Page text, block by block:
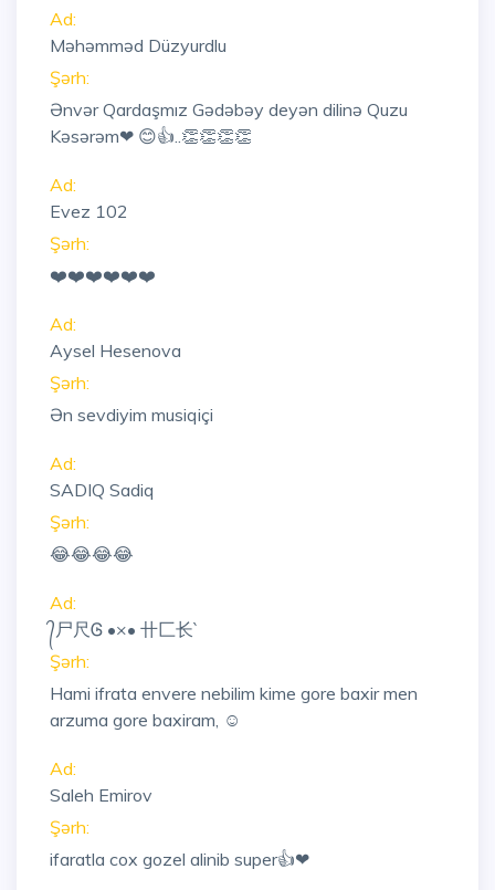
Ad:
Məhəmməd Düzyurdlu
Şərh:
Ənvər Qardaşmız Gədəbəy deyən dilinə Quzu
Kəsərəm❤ 😊👍..👏👏👏👏
Ad:
Evez 102
Şərh:
❤️❤️❤️❤️❤️❤️
Ad:
Aysel Hesenova
Şərh:
Ən sevdiyim musiqiçi
Ad:
SADIQ Sadiq
Şərh:
😂😂😂😂
Ad:
᭄尸尺Ꮆ •×• 卄匚长`
Şərh:
Hami ifrata envere nebilim kime gore baxir men
arzuma gore baxiram, ☺️
Ad:
Saleh Emirov
Şərh:
ifaratla cox gozel alinib super👍❤